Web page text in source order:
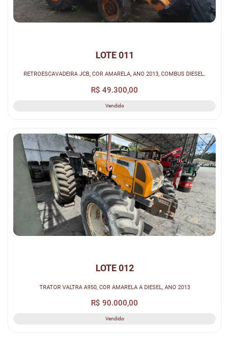
LOTE 011
RETROESCAVADEIRA JCB, COR AMARELA, ANO 2013, COMBUS DIESEL.
R$ 49.300,00
Vendido
LOTE 012
TRATOR VALTRA A950, COR AMARELA A DIESEL, ANO 2013
R$ 90.000,00
Vendido